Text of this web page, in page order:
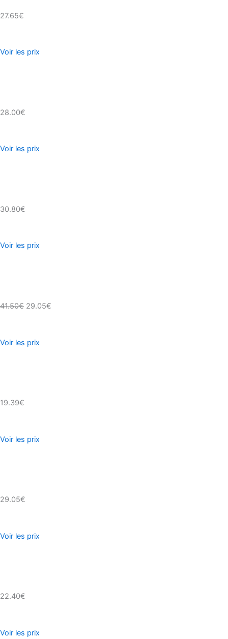
27.65€
Voir les prix
28.00€
Voir les prix
30.80€
Voir les prix
41.50€ 29.05€
Voir les prix
19.39€
Voir les prix
29.05€
Voir les prix
22.40€
Voir les prix